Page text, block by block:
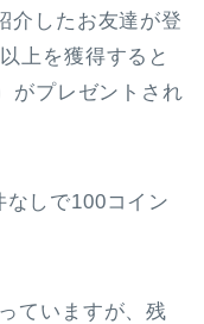
介したお友達が登
上を獲得すると
がプレゼントされ
しで100コイン
ていますが、残